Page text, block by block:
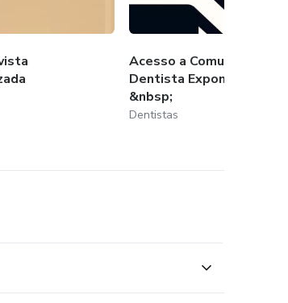
Acesso a Comunidade
Dentista Exponencial
&nbsp;
Dentistas